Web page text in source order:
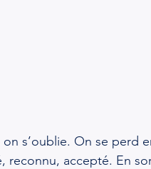
s’oublie. On se perd
reconnu, accepté. En